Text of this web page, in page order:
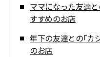
ママになった友達と
すすめのお店
年下の友達との「カ
のお店